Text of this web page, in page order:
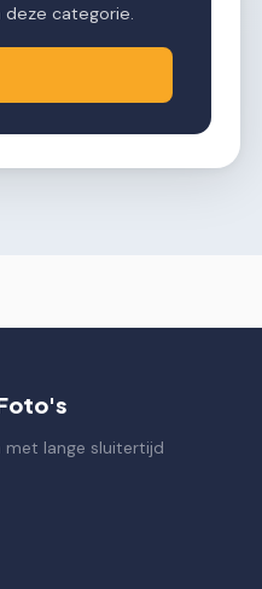
deze categorie.
lange sluitertijd